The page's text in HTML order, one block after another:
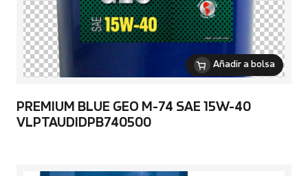
Añadir a bolsa
PREMIUM BLUE GEO M-74 SAE 15W-40
VLPTAUDIDPB740500